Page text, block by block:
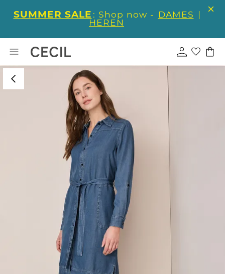
SUMMER SALE : Shop now - DAMES |
HEREN